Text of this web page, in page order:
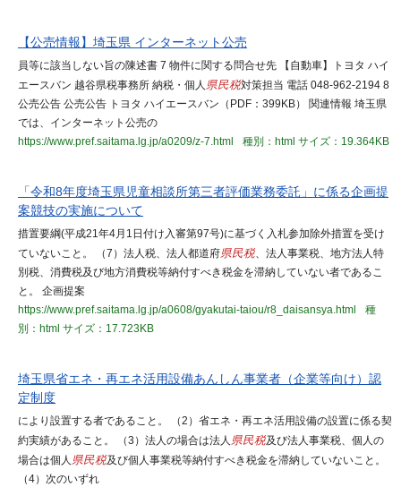
【公売情報】埼玉県 インターネット公売
員等に該当しない旨の陳述書 7 物件に関する問合せ先 【自動車】トヨタ ハイ
エースバン 越谷県税事務所 納税・個人 県民税対策担当 電話 048-962-2194 8
公売公告 公売公告 トヨタ ハイエースバン（PDF：399KB） 関連情報 埼玉県
では、インターネット公売の
https://www.pref.saitama.lg.jp/a0209/z-7.html
種別：html サイズ：19.364KB
「令和8年度埼玉県児童相談所第三者評価業務委託」に係る企画提
案競技の実施について
措置要綱(平成21年4月1日付け入審第97号)に基づく入札参加除外措置を受け
ていないこと。 （7）法人税、法人都道府県民税、法人事業税、地方法人特
別税、消費税及び地方消費税等納付すべき税金を滞納していない者であるこ
と。 企画提案
https://www.pref.saitama.lg.jp/a0608/gyakutai-taiou/r8_daisansya.html
種
別：html サイズ：17.723KB
埼玉県省エネ・再エネ活用設備あんしん事業者（企業等向け）認
定制度
により設置する者であること。 （2）省エネ・再エネ活用設備の設置に係る契
約実績があること。 （3）法人の場合は法人 県民税及び法人事業税、個人の
場合は個人 県民税及び個人事業税等納付すべき税金を滞納していないこと。
（4）次のいずれ